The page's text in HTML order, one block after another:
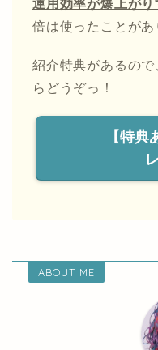
運用効率が爆上がり
倍は使ったことがあ
紹介特典があるの
らどうぞっ！
【特
ABOUT ME